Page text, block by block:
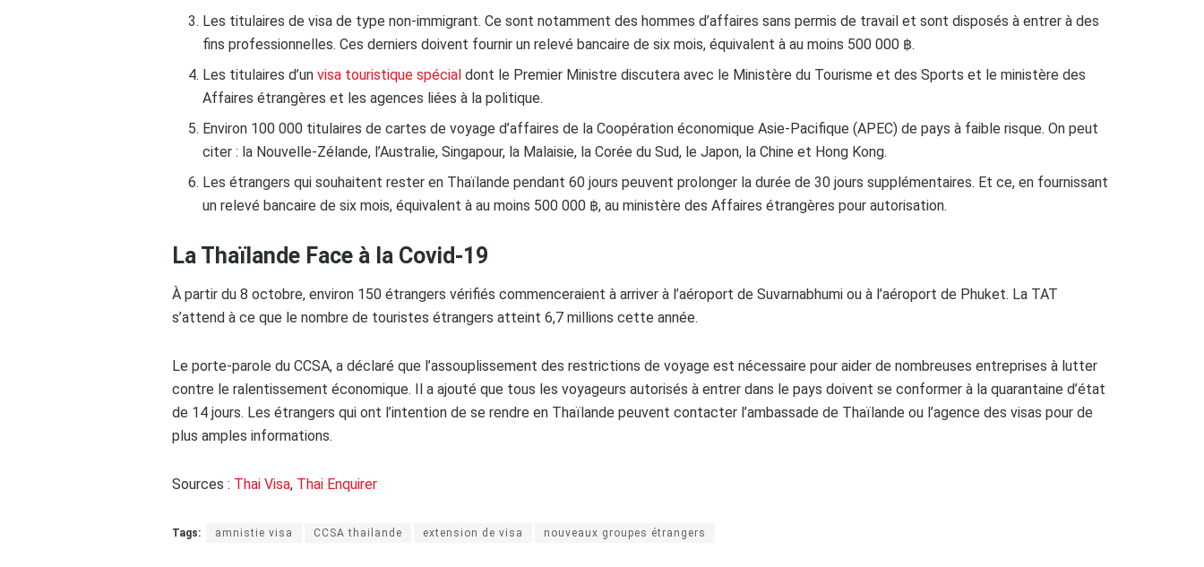
Les titulaires de visa de type non-immigrant. Ce sont notamment des hommes d’affaires sans permis de travail et sont disposés à entrer à des
fins professionnelles. Ces derniers doivent fournir un relevé bancaire de six mois, équivalent à au moins 500 000 ฿.
Les titulaires d’unvisa touristique spécial dont le Premier Ministre discutera avec le Ministère du Tourisme et des Sports et le ministère des
Affaires étrangères et les agences liées à la politique.
Environ 100 000 titulaires de cartes de voyage d’affaires de la Coopération économique Asie-Pacifique (APEC) de pays à faible risque. On peut
citer : la Nouvelle-Zélande, l’Australie, Singapour, la Malaisie, la Corée du Sud, le Japon, la Chine et Hong Kong.
Les étrangers qui souhaitent rester en Thaïlande pendant 60 jours peuvent prolonger la durée de 30 jours supplémentaires. Et ce, en fournissant
un relevé bancaire de six mois, équivalent à au moins 500 000 ฿, au ministère des Affaires étrangères pour autorisation.
La Thaïlande Face à la Covid-19
À partir du 8 octobre, environ 150 étrangers vérifiés commenceraient à arriver à l’aéroport de Suvarnabhumi ou à l’aéroport de Phuket. La TAT
s’attend à ce que le nombre de touristes étrangers atteint 6,7 millions cette année.
Le porte-parole du CCSA, a déclaré que l’assouplissement des restrictions de voyage est nécessaire pour aider de nombreuses entreprises à lutter
contre le ralentissement économique. Il a ajouté que tous les voyageurs autorisés à entrer dans le pays doivent se conformer à la quarantaine d’état
de 14 jours. Les étrangers qui ont l’intention de se rendre en Thaïlande peuvent contacter l’ambassade de Thaïlande ou l’agence des visas pour de
plus amples informations.
Sources : Thai Visa, Thai Enquirer
Tags: amnistie visa CCSA thailande extension de visa nouveaux groupes étrangers